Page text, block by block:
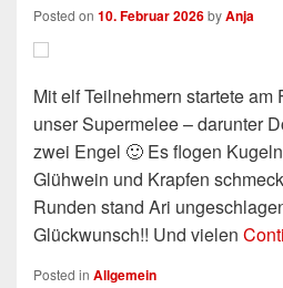
Posted on 10. Februar 2026byAnja
Mit elf Teilnehmern startete am
unser Supermelee – darunter
zwei Engel 🙂 Es flogen
Glühwein und Krapfen
Runden stand Ari
Glückwunsch!! Und vielen
Posted in Allgemein